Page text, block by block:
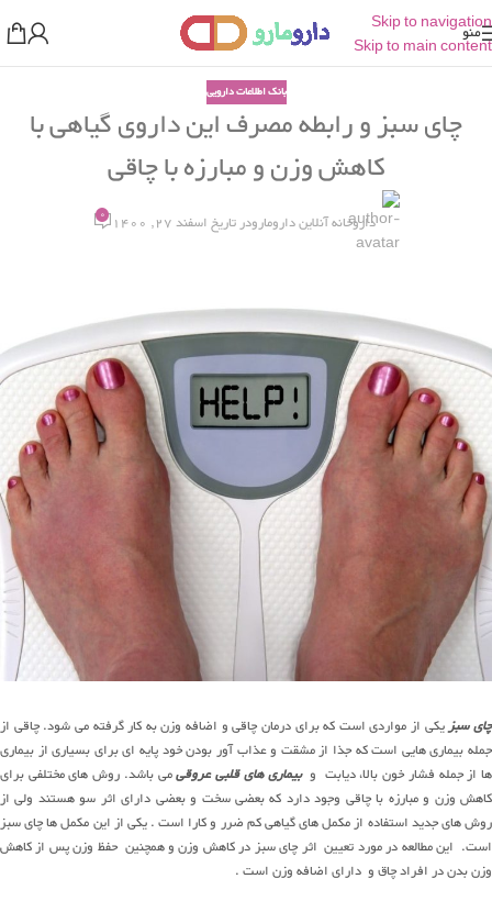
Skip to navigation
Skip to main content
منو
بانک اطلاعات دارویی
چای سبز و رابطه مصرف این داروی گیاهی با
کاهش وزن و مبارزه با چاقی
داروخانه آنلاین دارومارودر تاریخ اسفند 27, 1400 0
چای سبزیکی از مواردی است که برای درمان چاقی و اضافه وزن به کار گرفته می شود. چاقی از
جمله بیماری هایی است که جذا از مشقت و عذاب آور بودن خود پایه ای برای بسیاری از بیماری
ها از جمله فشار خون بالا، دیابت وبیماری های قلبی عروقیمی باشد. روش های مختلفی برای
کاهش وزن و مبارزه با چاقی وجود دارد که بعضی سخت و بعضی دارای اثر سو هستند ولی از
روش های جدید استفاده از مکمل های گیاهی کم ضرر و کارا است . یکی از این مکمل ها چای سبز
است. این مطالعه در مورد تعیین اثر چای سبز در کاهش وزن و همچنین حفظ وزن پس از کاهش
وزن بدن در افراد چاق و دارای اضافه وزن است .